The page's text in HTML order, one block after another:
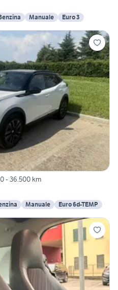
Manuale Euro 3
- 36.500 km
Manuale Euro 6d-TEMP